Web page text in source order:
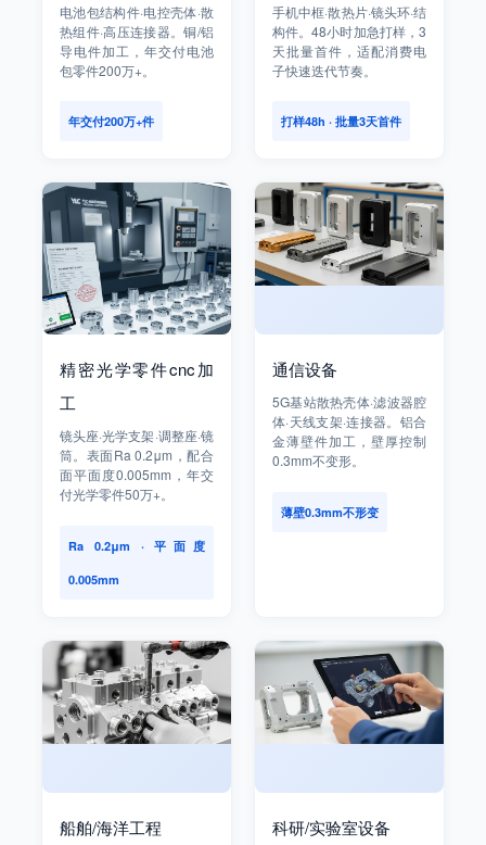
电池包结构件·电控壳体·散
热组件·高压连接器。铜/铝
导电件加工，年交付电池
包零件200万+。
年交付200万+件
手机中框·散热片·镜头环·结
构件。48小时加急打样，3
天批量首件，适配消费电
子快速迭代节奏。
打样48h · 批量3天首件
精密光学零件cnc加
工
镜头座·光学支架·调整座·镜
筒。表面Ra 0.2μm，配合
面平面度0.005mm，年交
付光学零件50万+。
Ra 0.2μm · 平面度
0.005mm
通信设备
5G基站散热壳体·滤波器腔
体·天线支架·连接器。铝合
金薄壁件加工，壁厚控制
0.3mm不变形。
薄壁0.3mm不形变
船舶/海洋工程 科研/实验室设备